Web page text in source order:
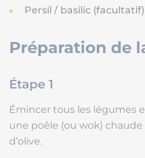
Persil / basilic (facultatif)
Préparation de
Étape 1
Émincer tous les légumes
une poêle (ou wok) chaude
d’olive.